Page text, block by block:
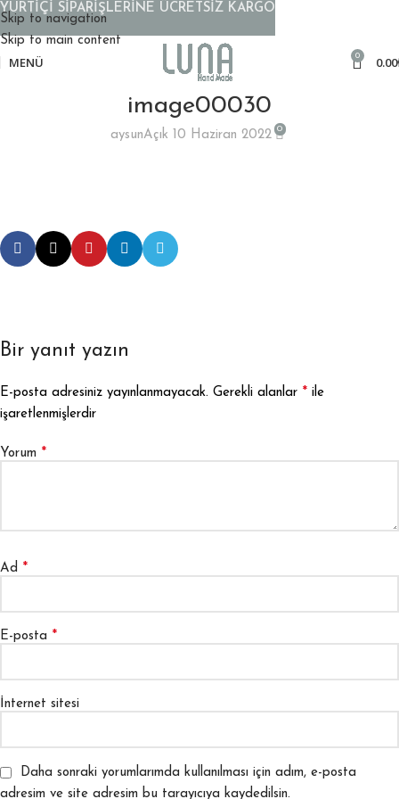
Skip to navigation
Skip to main content
MENÜ 0 0.00
image00030
aysunAçık 10 Haziran 2022 0
Bir yanıt yazın
E-posta adresiniz yayınlanmayacak. Gerekli alanlar * ile
işaretlenmişlerdir
Yorum *
Ad *
E-posta *
İnternet sitesi
Daha sonraki yorumlarımda kullanılması için adım, e-posta
adresim ve site adresim bu tarayıcıya kaydedilsin.
YURTİÇİ SİPARİŞLERİNE ÜCRETSİZ KARGO